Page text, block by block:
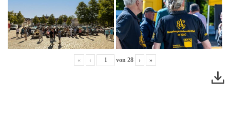
« ‹ von 28 › »